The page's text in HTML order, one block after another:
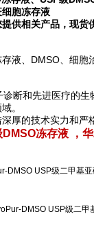
胞冻存液
供相关产品，现货
液、DMSO、细
断和先进医疗的
。
厚的技术实力和严
冻存液 ，
DMSO USP级二甲基亚
DMSO USP级二甲